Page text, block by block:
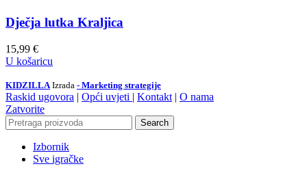
Dječja lutka Kraljica
15,99 €
U košaricu
KIDZILLA Izrada - Marketing strategije
Raskid ugovora | Opći uvjeti | Kontakt | O nama
Zatvorite
Search
Izbornik
Sve igračke